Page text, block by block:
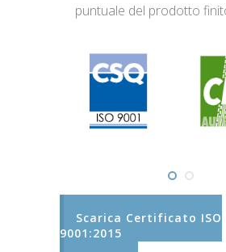
puntuale del prodotto
Scarica Certificato ISO
9001:2015